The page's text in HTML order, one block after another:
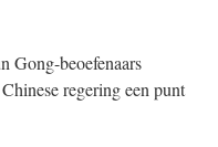
Gong-beoefenaars
regering een punt